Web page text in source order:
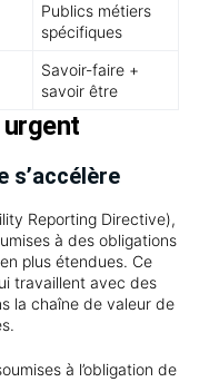
Publics métiers
spécifiques
Savoir-faire +
savoir être
urgent
s’accélère
Reporting Directive),
à des obligations
plus étendues. Ce
travaillent avec des
la chaîne de valeur de
à l’obligation de